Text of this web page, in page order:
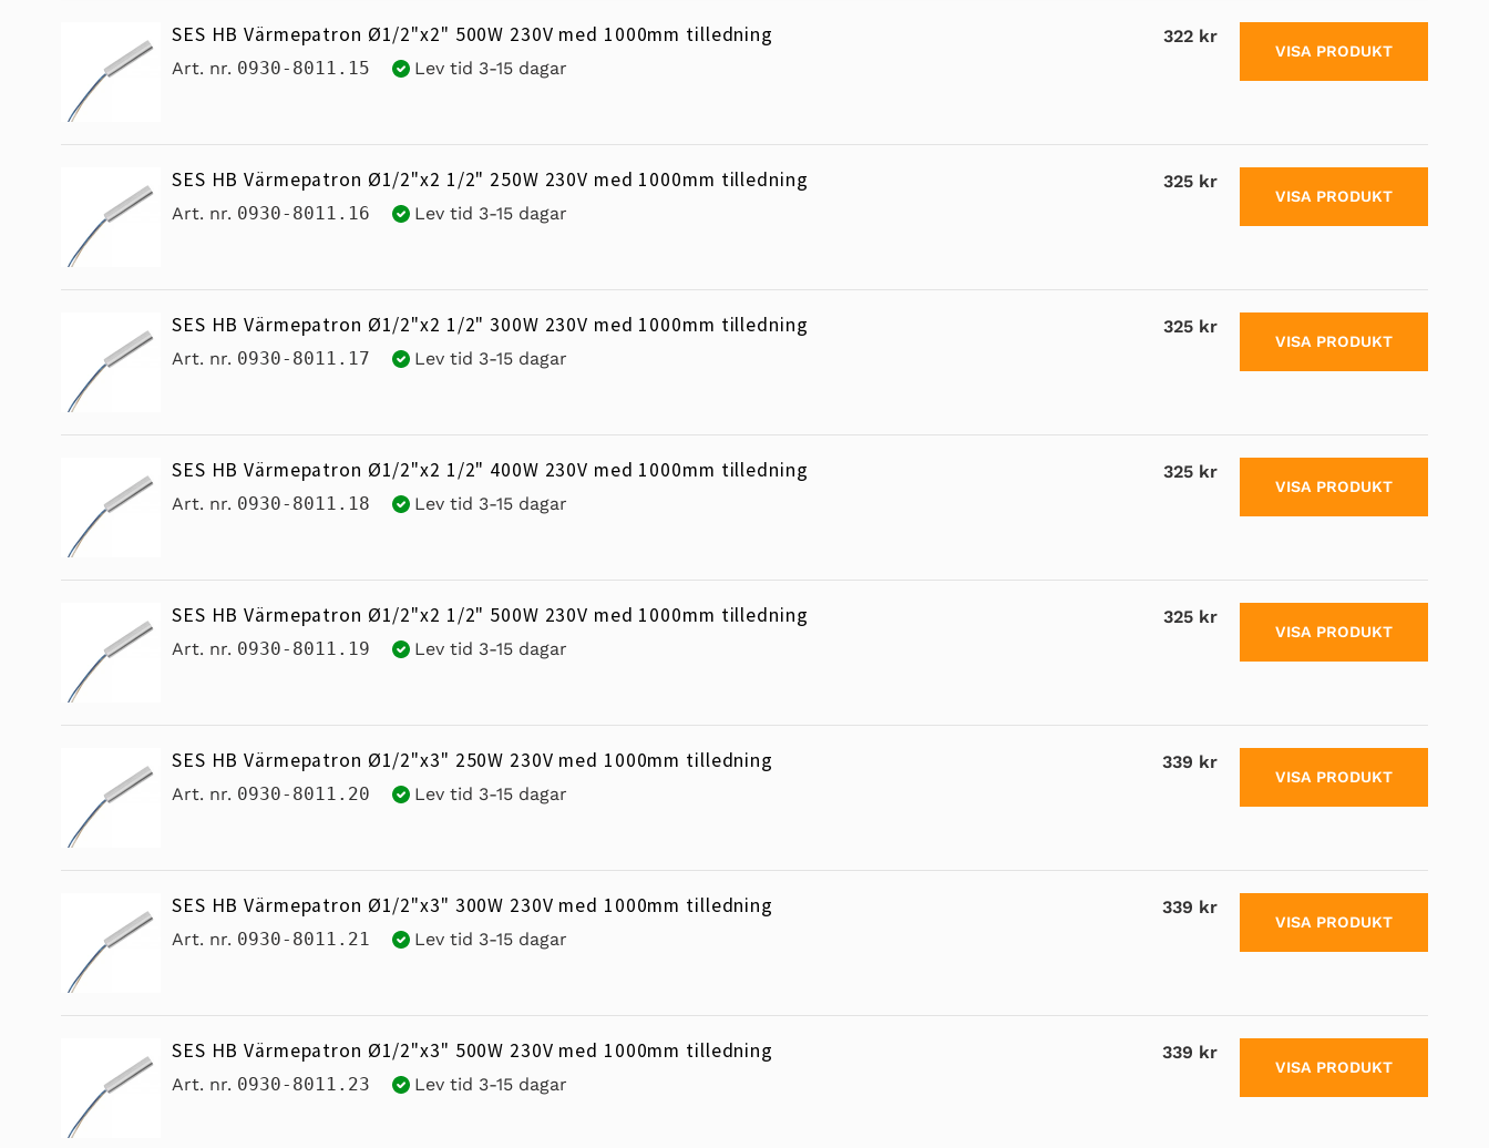
SES HB Värmepatron Ø1/2"x2" 500W 230V med 1000mm tilledning
Art. nr. 0930-8011.15 Lev tid 3-15 dagar
322 kr
VISA PRODUKT
SES HB Värmepatron Ø1/2"x2 1/2" 250W 230V med 1000mm tilledning
Art. nr. 0930-8011.16 Lev tid 3-15 dagar
325 kr
VISA PRODUKT
SES HB Värmepatron Ø1/2"x2 1/2" 300W 230V med 1000mm tilledning
Art. nr. 0930-8011.17 Lev tid 3-15 dagar
325 kr
VISA PRODUKT
SES HB Värmepatron Ø1/2"x2 1/2" 400W 230V med 1000mm tilledning
Art. nr. 0930-8011.18 Lev tid 3-15 dagar
325 kr
VISA PRODUKT
SES HB Värmepatron Ø1/2"x2 1/2" 500W 230V med 1000mm tilledning
Art. nr. 0930-8011.19 Lev tid 3-15 dagar
325 kr
VISA PRODUKT
SES HB Värmepatron Ø1/2"x3" 250W 230V med 1000mm tilledning
Art. nr. 0930-8011.20 Lev tid 3-15 dagar
339 kr
VISA PRODUKT
SES HB Värmepatron Ø1/2"x3" 300W 230V med 1000mm tilledning
Art. nr. 0930-8011.21 Lev tid 3-15 dagar
339 kr
VISA PRODUKT
SES HB Värmepatron Ø1/2"x3" 500W 230V med 1000mm tilledning
Art. nr. 0930-8011.23 Lev tid 3-15 dagar
339 kr
VISA PRODUKT